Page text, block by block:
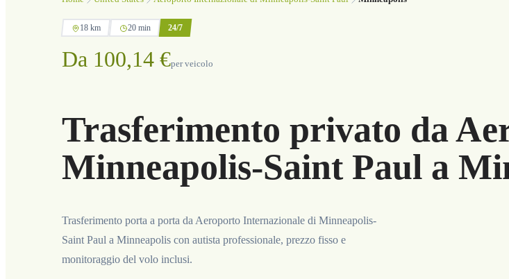
18 km 20 min 24/7
Da 100,14 €per veicolo
Trasferimento privato da
Minneapolis-Saint Paul a
Trasferimento porta a porta da Aeroporto Internazionale di Minneapolis-
Saint Paul a Minneapolis con autista professionale, prezzo fisso e
monitoraggio del volo inclusi.